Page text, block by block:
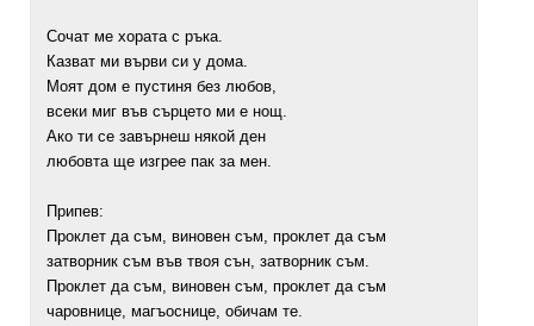
Сочат ме хората с ръка.
Казват ми върви си у дома.
Моят дом е пустиня без любов,
всеки миг във сърцето ми е нощ.
Ако ти се завърнеш някой ден
любовта ще изгрее пак за мен.
Припев:
Проклет да съм, виновен съм, проклет да съм
затворник съм във твоя сън, затворник съм.
Проклет да съм, виновен съм, проклет да съм
чаровнице, магъоснице, обичам те.